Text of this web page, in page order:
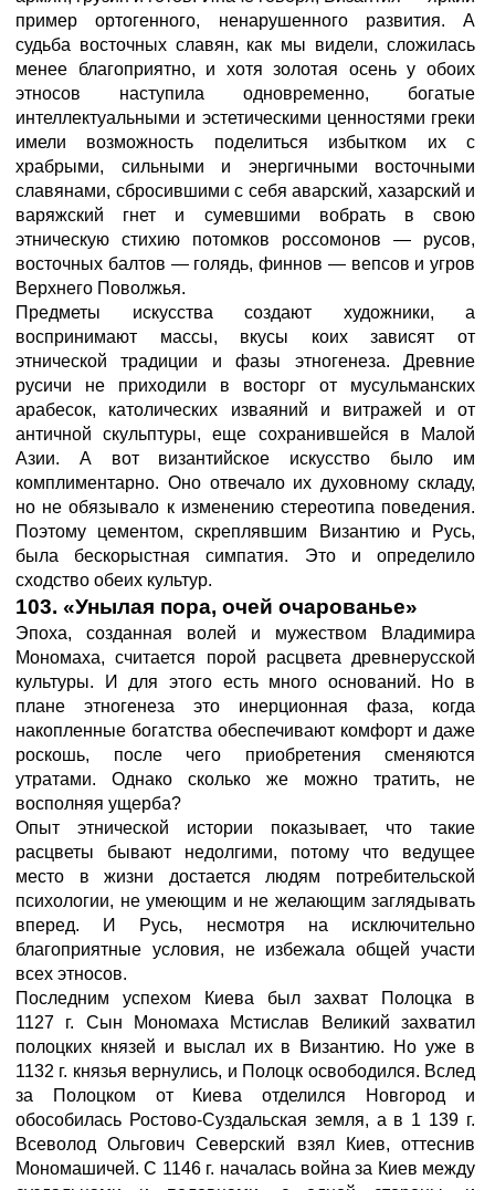
пример ортогенного, ненарушенного развития. А
судьба восточных славян, как мы видели, сложилась
менее благоприятно, и хотя золотая осень у обоих
этносов наступила одновременно, богатые
интеллектуальными и эстетическими ценностями греки
имели возможность поделиться избытком их с
храбрыми, сильными и энергичными восточными
славянами, сбросившими с себя аварский, хазарский и
варяжский гнет и сумевшими вобрать в свою
этническую стихию потомков россомонов — русов,
восточных балтов — голядь, финнов — вепсов и угров
Верхнего Поволжья.
Предметы искусства создают художники, а
воспринимают массы, вкусы коих зависят от
этнической традиции и фазы этногенеза. Древние
русичи не приходили в восторг от мусульманских
арабесок, католических изваяний и витражей и от
античной скульптуры, еще сохранившейся в Малой
Азии. А вот византийское искусство было им
комплиментарно. Оно отвечало их духовному складу,
но не обязывало к изменению стереотипа поведения.
Поэтому цементом, скреплявшим Византию и Русь,
была бескорыстная симпатия. Это и определило
сходство обеих культур.
103. «Унылая пора, очей очарованье»
Эпоха, созданная волей и мужеством Владимира
Мономаха, считается порой расцвета древнерусской
культуры. И для этого есть много оснований. Но в
плане этногенеза это инерционная фаза, когда
накопленные богатства обеспечивают комфорт и даже
роскошь, после чего приобретения сменяются
утратами. Однако сколько же можно тратить, не
восполняя ущерба?
Опыт этнической истории показывает, что такие
расцветы бывают недолгими, потому что ведущее
место в жизни достается людям потребительской
психологии, не умеющим и не желающим заглядывать
вперед. И Русь, несмотря на исключительно
благоприятные условия, не избежала общей участи
всех этносов.
Последним успехом Киева был захват Полоцка в
1127 г. Сын Мономаха Мстислав Великий захватил
полоцких князей и выслал их в Византию. Но уже в
1132 г. князья вернулись, и Полоцк освободился. Вслед
за Полоцком от Киева отделился Новгород и
обособилась Ростово-Суздальская земля, а в 1 139 г.
Всеволод Ольгович Северский взял Киев, оттеснив
Мономашичей. С 1146 г. началась война за Киев между